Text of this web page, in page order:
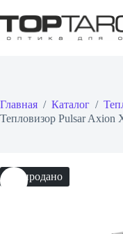
к
сути
Главная / Каталог /
Тепловизор Pulsar Axion
Распродано